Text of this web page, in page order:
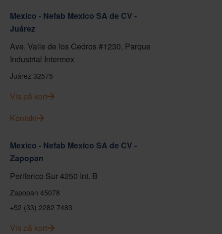
Mexico - Nefab Mexico SA de CV -
Juárez
Ave. Valle de los Cedros #1230, Parque
Industrial Intermex
Juárez 32575
Vis på kort
Kontakt
Mexico - Nefab Mexico SA de CV -
Zapopan
Periferico Sur 4250 Int. B
Zapopan 45078
+52 (33) 2282 7483
Vis på kort